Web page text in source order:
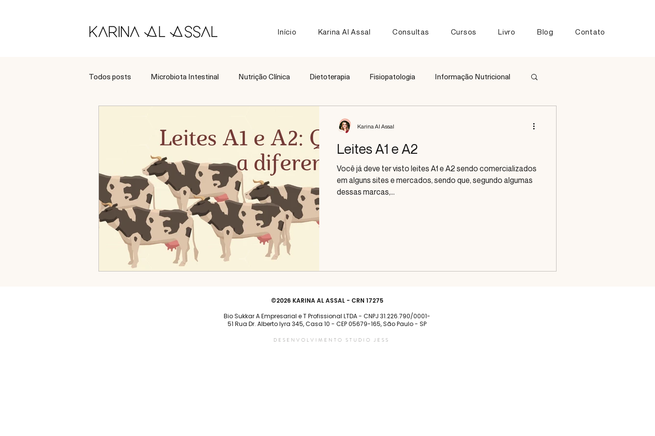
Início Karina Al Assal Consultas Cursos Livro Blog Contato
Todos posts Microbiota Intestinal Nutrição Clínica Dietoterapia Fisiopatologia Informação Nutricional
Leites A1 e A2
Você já deve ter visto leites A1 e A2 sendo comercializados
em alguns sites e mercados, sendo que, segundo algumas
dessas marcas,...
Karina Al Assal
©2026 KARINA AL ASSAL - CRN 17275
Bio Sukkar A Empresarial e T Profissional LTDA - CNPJ 31.226.790/0001-
51 Rua Dr. Alberto lyra 345, Casa 10 - CEP 05679-165, São Paulo - SP
DESENVOLVIMENTO STUDIO JESS